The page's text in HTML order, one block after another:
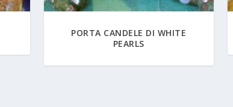
PORTA CANDELE DI WHITE
PEARLS